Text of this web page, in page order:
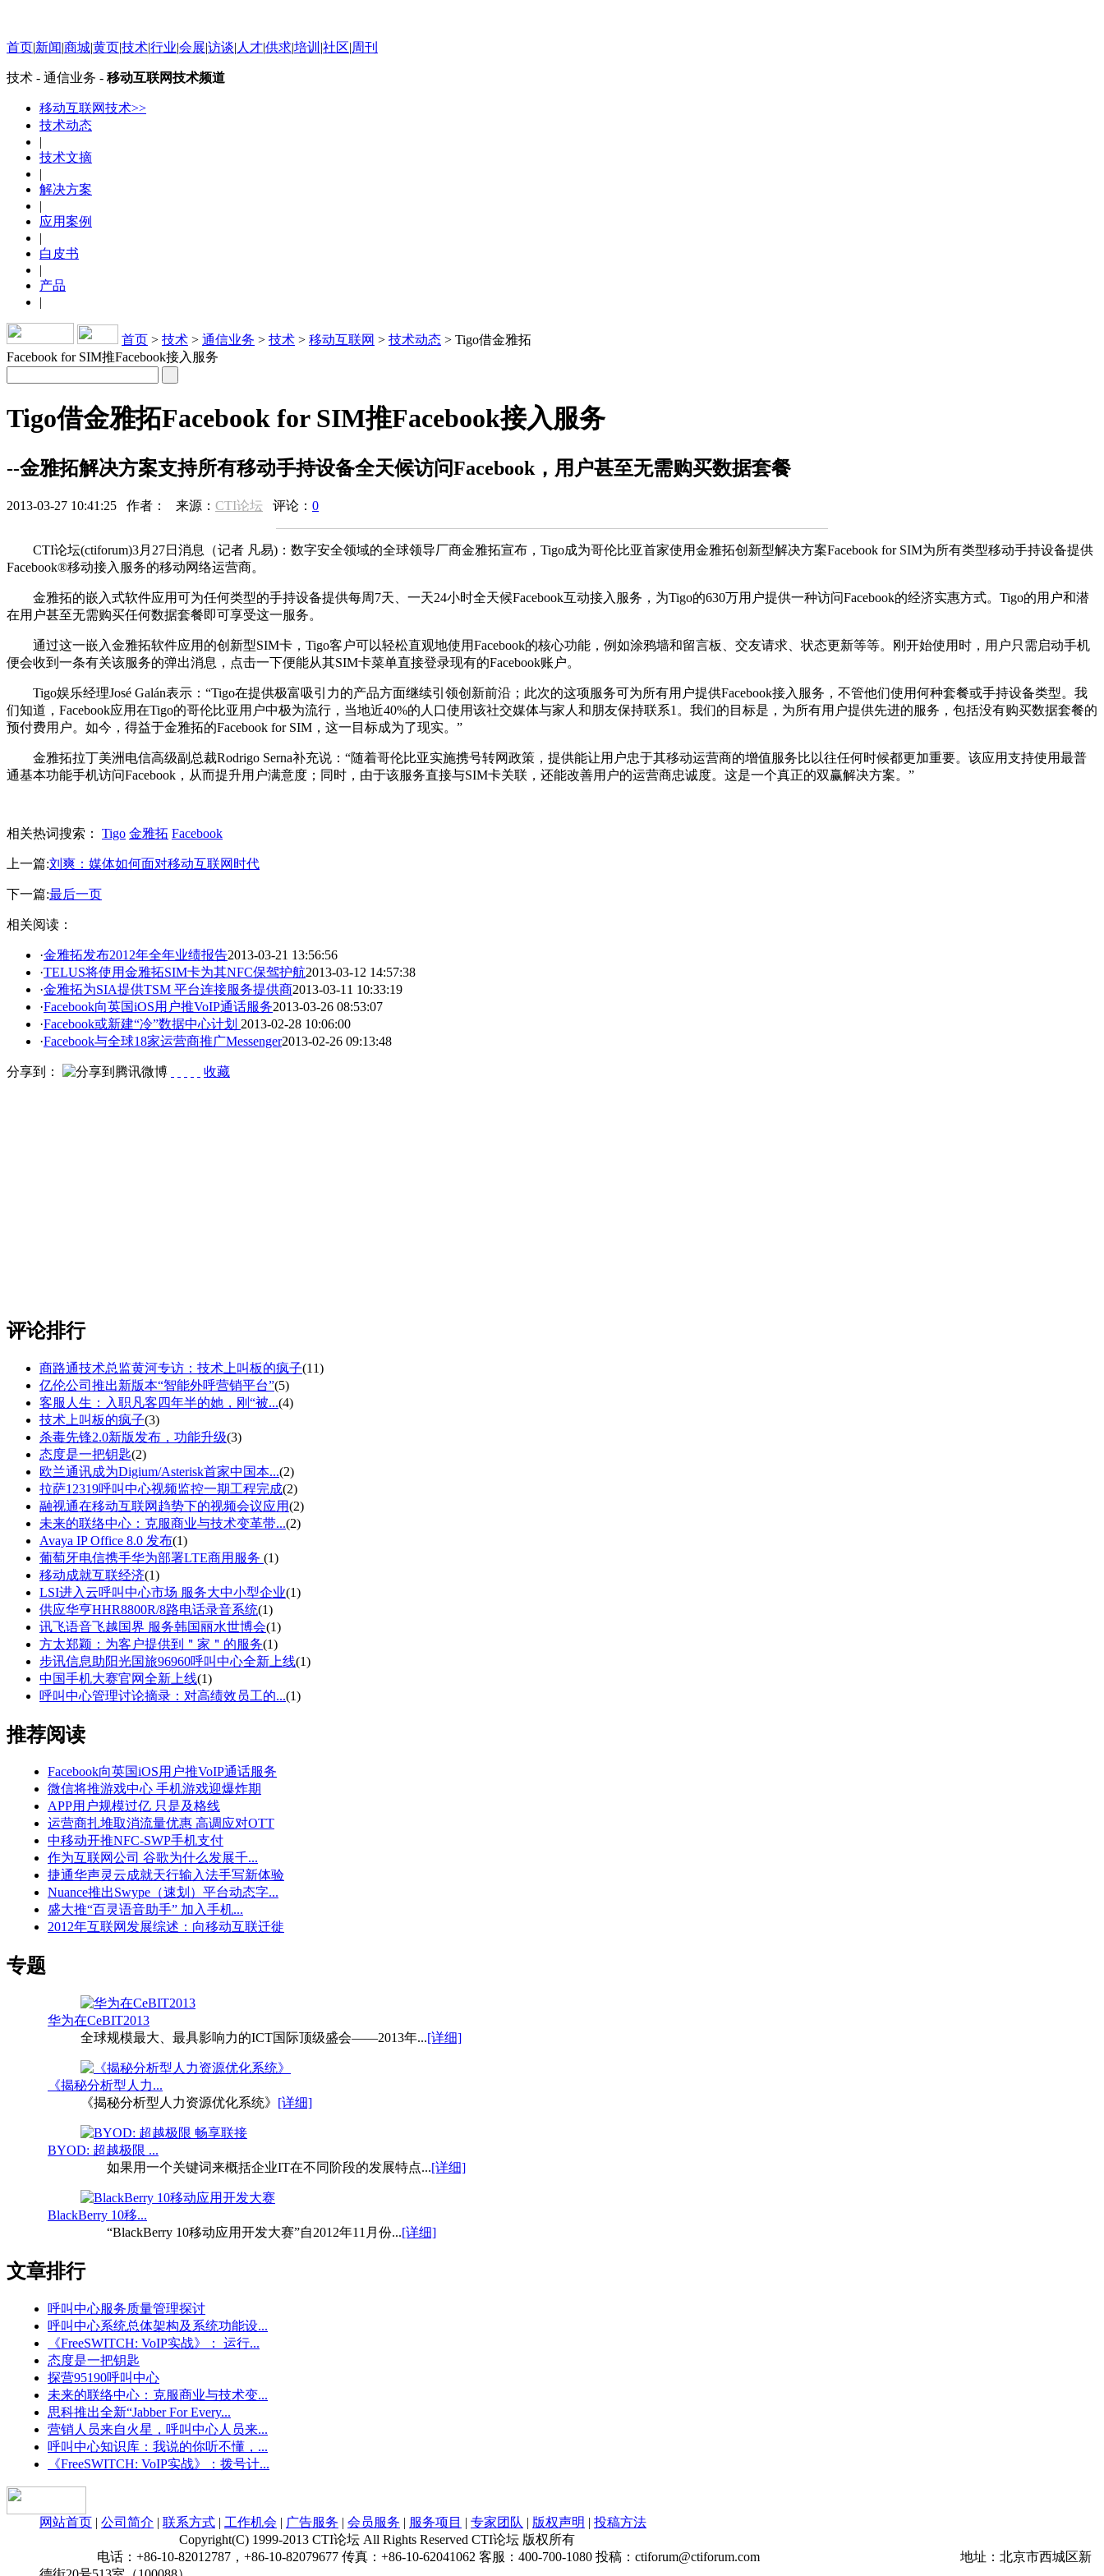
首页|新闻|商城|黄页|技术|行业|会展|访谈| 人才|供求|培训 |社区|周刊
技术 - 通信业务 - 移动互联网技术频道
移动互联网技术>>
技术动态
|
技术文摘
|
解决方案
|
应用案例
|
白皮书
|
产品
|
首页 > 技术 > 通信业务 > 技术 > 移动互联网 > 技术动态 > Tigo借金雅拓
Facebook for SIM推Facebook接入服务
Tigo借金雅拓Facebook for SIM推Facebook接入服务
--金雅拓解决方案支持所有移动手持设备全天候访问Facebook，用户甚至无需购买数据套餐
2013-03-27 10:41:25 作者： 来源： CTI论坛 评论： 0
CTI论坛(ctiforum)3月27日消息（记者 凡易)：数字安全领域的全球领导厂商金雅拓宣布，Tigo成为哥伦比亚首家使用金雅拓创新型解决方案Facebook for SIM为所有类型移动手持设备提供
Facebook®移动接入服务的移动网络运营商。
金雅拓的嵌入式软件应用可为任何类型的手持设备提供每周7天、一天24小时全天候Facebook互动接入服务，为Tigo的630万用户提供一种访问Facebook的经济实惠方式。Tigo的用户和潜
在用户甚至无需购买任何数据套餐即可享受这一服务。
通过这一嵌入金雅拓软件应用的创新型SIM卡，Tigo客户可以轻松直观地使用Facebook的核心功能，例如涂鸦墙和留言板、交友请求、状态更新等等。刚开始使用时，用户只需启动手机
便会收到一条有关该服务的弹出消息，点击一下便能从其SIM卡菜单直接登录现有的Facebook账户。
Tigo娱乐经理José Galán表示：“Tigo在提供极富吸引力的产品方面继续引领创新前沿；此次的这项服务可为所有用户提供Facebook接入服务，不管他们使用何种套餐或手持设备类型。我
们知道，Facebook应用在Tigo的哥伦比亚用户中极为流行，当地近40%的人口使用该社交媒体与家人和朋友保持联系1。我们的目标是，为所有用户提供先进的服务，包括没有购买数据套餐的
预付费用户。如今，得益于金雅拓的Facebook for SIM，这一目标成为了现实。”
金雅拓拉丁美洲电信高级副总裁Rodrigo Serna补充说：“随着哥伦比亚实施携号转网政策，提供能让用户忠于其移动运营商的增值服务比以往任何时候都更加重要。该应用支持使用最普
通基本功能手机访问Facebook，从而提升用户满意度；同时，由于该服务直接与SIM卡关联，还能改善用户的运营商忠诚度。这是一个真正的双赢解决方案。”
相关热词搜索： Tigo 金雅拓 Facebook
上一篇:刘爽：媒体如何面对移动互联网时代
下一篇:最后一页
相关阅读：
·金雅拓发布2012年全年业绩报告2013-03-21 13:56:56
·TELUS将使用金雅拓SIM卡为其NFC保驾护航2013-03-12 14:57:38
·金雅拓为SIA提供TSM 平台连接服务提供商2013-03-11 10:33:19
·Facebook向英国iOS用户推VoIP通话服务2013-03-26 08:53:07
·Facebook或新建“冷”数据中心计划 2013-02-28 10:06:00
·Facebook与全球18家运营商推广Messenger2013-02-26 09:13:48
分享到： 收藏
评论排行
商路通技术总监黄河专访：技术上叫板的疯子(11)
亿伦公司推出新版本“智能外呼营销平台”(5)
客服人生：入职凡客四年半的她，刚“被...(4)
技术上叫板的疯子(3)
杀毒先锋2.0新版发布，功能升级(3)
态度是一把钥匙(2)
欧兰通讯成为Digium/Asterisk首家中国本...(2)
拉萨12319呼叫中心视频监控一期工程完成(2)
融视通在移动互联网趋势下的视频会议应用(2)
未来的联络中心：克服商业与技术变革带...(2)
Avaya IP Office 8.0 发布(1)
葡萄牙电信携手华为部署LTE商用服务 (1)
移动成就互联经济(1)
LSI进入云呼叫中心市场 服务大中小型企业(1)
供应华亨HHR8800R/8路电话录音系统(1)
讯飞语音飞越国界 服务韩国丽水世博会(1)
方太郑颖：为客户提供到＂家＂的服务(1)
步讯信息助阳光国旅96960呼叫中心全新上线(1)
中国手机大赛官网全新上线(1)
呼叫中心管理讨论摘录：对高绩效员工的...(1)
推荐阅读
Facebook向英国iOS用户推VoIP通话服务
微信将推游戏中心 手机游戏迎爆炸期
APP用户规模过亿 只是及格线
运营商扎堆取消流量优惠 高调应对OTT
中移动开推NFC-SWP手机支付
作为互联网公司 谷歌为什么发展千...
捷通华声灵云成就天行输入法手写新体验
Nuance推出Swype（速划）平台动态字...
盛大推“百灵语音助手” 加入手机...
2012年互联网发展综述：向移动互联迁徙
专题
华为在CeBIT2013
全球规模最大、最具影响力的ICT国际顶级盛会——2013年...[详细]
《揭秘分析型人力...
《揭秘分析型人力资源优化系统》 [详细]
BYOD: 超越极限 ...
如果用一个关键词来概括企业IT在不同阶段的发展特点...[详细]
BlackBerry 10移...
“BlackBerry 10移动应用开发大赛”自2012年11月份...[详细]
文章排行
呼叫中心服务质量管理探讨
呼叫中心系统总体架构及系统功能设...
《FreeSWITCH: VoIP实战》： 运行...
态度是一把钥匙
探营95190呼叫中心
未来的联络中心：克服商业与技术变...
思科推出全新“Jabber For Every...
营销人员来自火星，呼叫中心人员来...
呼叫中心知识库：我说的你听不懂，...
《FreeSWITCH: VoIP实战》：拨号计...
网站首页 | 公司简介 | 联系方式 | 工作机会 | 广告服务 | 会员服务 | 服务项目 | 专家团队 | 版权声明 | 投稿方法
Copyright(C) 1999-2013 CTI论坛 All Rights Reserved CTI论坛 版权所有
电话：+86-10-82012787，+86-10-82079677 传真：+86-10-62041062 客服：400-700-1080 投稿：ctiforum@ctiforum.com
地址：北京市西城区新